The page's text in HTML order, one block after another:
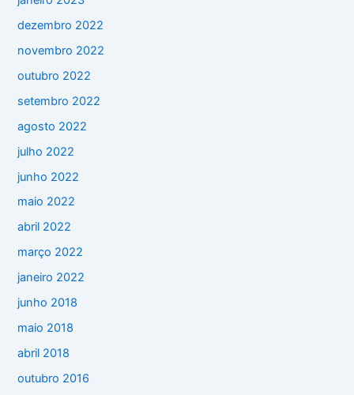
dezembro 2022
novembro 2022
outubro 2022
setembro 2022
agosto 2022
julho 2022
junho 2022
maio 2022
abril 2022
março 2022
janeiro 2022
junho 2018
maio 2018
abril 2018
outubro 2016